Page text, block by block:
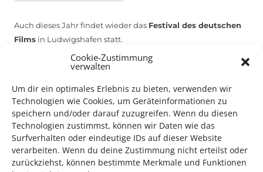
Cookie-Zustimmung
verwalten
Um dir ein optimales Erlebnis zu bieten, verwenden wir
Technologien wie Cookies, um Geräteinformationen zu
speichern und/oder darauf zuzugreifen. Wenn du diesen
Technologien zustimmst, können wir Daten wie das
Surfverhalten oder eindeutige IDs auf dieser Website
verarbeiten. Wenn du deine Zustimmung nicht erteilst oder
zurückziehst, können bestimmte Merkmale und Funktionen
Auch dieses Jahr findet wieder das Festival des deutschen
Films in Ludwigshafen statt.
Vom 19. August bist zum 9. September
Inhaber*innen freien Eintritt
Weitere Details zum Festival finden Sie
HIER
DIGITAL KULTURPASS BEANTRAGEN